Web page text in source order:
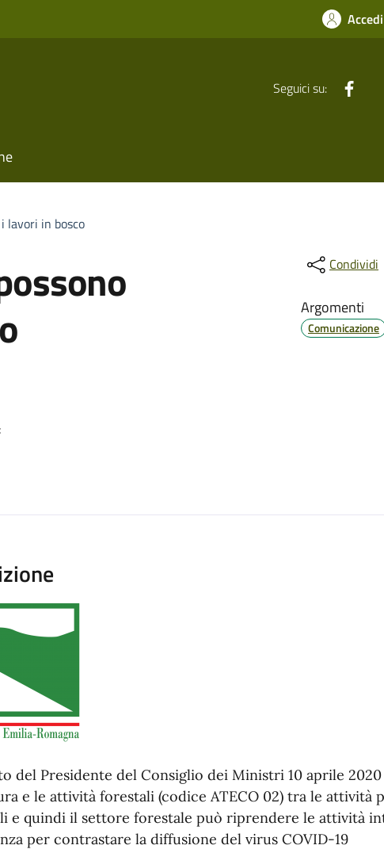
Seguici su:
lavori in bosco
Condividi
Argomenti
Comunicazione
del Presidente del Consiglio dei Ministri 10 aprile
e le attività forestali (codice ATECO 02) tra le attività
e quindi il settore forestale può riprendere le attività
per contrastare la diffusione del virus COVID-19